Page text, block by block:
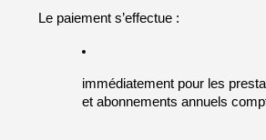
Le paiement s’effectue :
immédiatement pour les
et abonnements annuels